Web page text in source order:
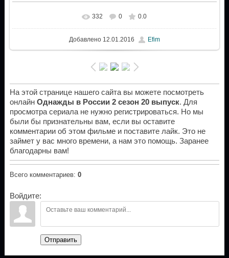
332 0 0.0
Добавлено12.01.2016 Efim
На этой странице нашего сайта вы можете посмотреть
онлайн Однажды в России 2 сезон 20 выпуск. Для
просмотра сериала не нужно регистрироваться. Но мы
были бы признательны вам, если вы оставите
комментарии об этом фильме и поставите лайк. Это не
займет у вас много времени, а нам это помощь. Заранее
благодарны вам!
Всего комментариев: 0
Войдите:
Отправить